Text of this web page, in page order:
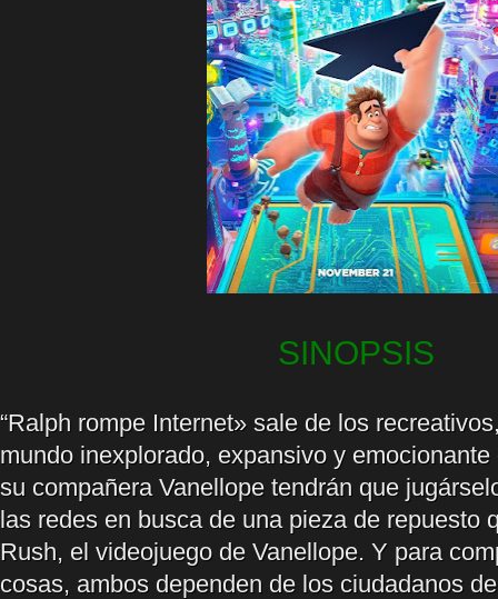
SINOPSIS
“Ralph rompe Internet» sale de los
mundo inexplorado, expansivo y
su compañera Vanellope tendrán que
las redes en busca de una pieza de repuesto
Rush, el videojuego de Vanellope. Y para
cosas, ambos dependen de los ciudadanos